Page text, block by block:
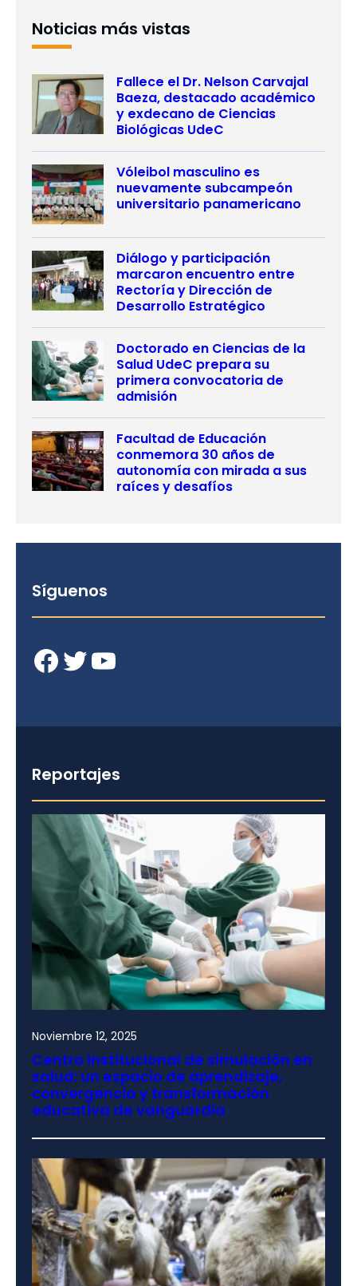
Noticias más vistas
Fallece el Dr. Nelson Carvajal
Baeza, destacado académico
y exdecano de Ciencias
Biológicas UdeC
Vóleibol masculino es
nuevamente subcampeón
universitario panamericano
Diálogo y participación
marcaron encuentro entre
Rectoría y Dirección de
Desarrollo Estratégico
Doctorado en Ciencias de la
Salud UdeC prepara su
primera convocatoria de
admisión
Facultad de Educación
conmemora 30 años de
autonomía con mirada a sus
raíces y desafíos
Síguenos
Facebook Twitter YouTube
Reportajes
Noviembre 12, 2025
Centro institucional de simulación en
salud: un espacio de aprendizaje,
convergencia y transformación
educativa de vanguardia